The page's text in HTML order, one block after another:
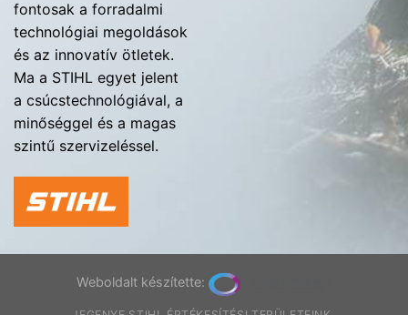
fontosak a forradalmi
technológiai megoldások
és az innovatív ötletek.
Ma a STIHL egyet jelent
a csúcstechnológiával, a
minőséggel és a magas
szintű szervizeléssel.
Weboldalt készítette: